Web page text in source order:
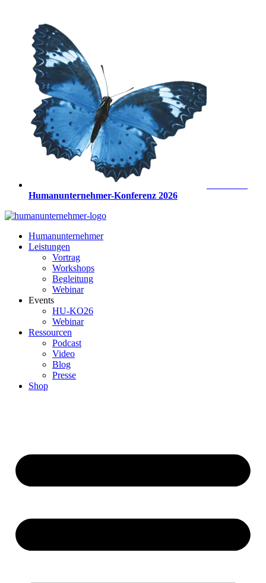
springen
Humanunternehmer-Konferenz 2026
Humanunternehmer
Leistungen
Vortrag
Workshops
Begleitung
Webinar
Events
HU-KO26
Webinar
Ressourcen
Podcast
Video
Blog
Presse
Shop